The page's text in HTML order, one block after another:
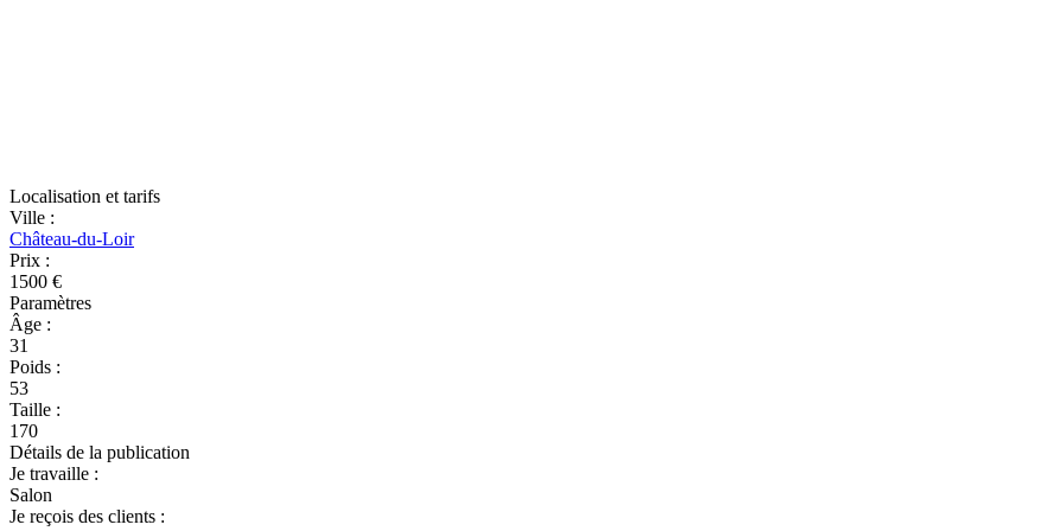
Localisation et tarifs
Ville :
Château-du-Loir
Prix :
1500 €
Paramètres
Âge :
31
Poids :
53
Taille :
170
Détails de la publication
Je travaille :
Salon
Je reçois des clients :